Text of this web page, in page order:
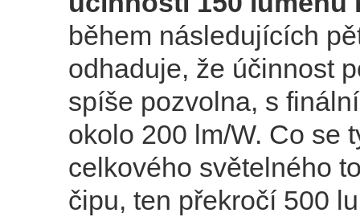
během následujících
odhaduje, že účinnost
spíše pozvolna, s
okolo 200 lm/W. Co se
celkového světelného
čipu, ten překročí 500